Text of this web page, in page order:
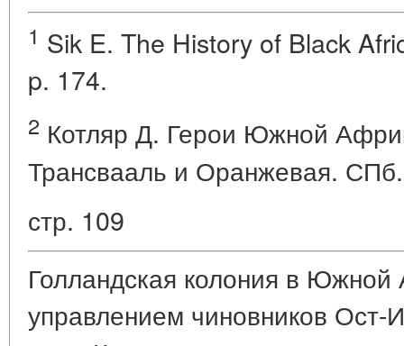
1 Sik E. The History of Black
p. 174.
2 Котляр Д. Герои Южной
Трансвааль и Оранжевая.
стр. 109
Голландская колония в
управлением чиновников Ост-